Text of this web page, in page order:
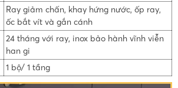
Ray giảm chấn, khay hứng nước, ốp ray,
ốc bắt vít và gắn cánh
24 tháng với ray, inox bảo hành vĩnh viễn
han gi
1 bộ/ 1 tầng